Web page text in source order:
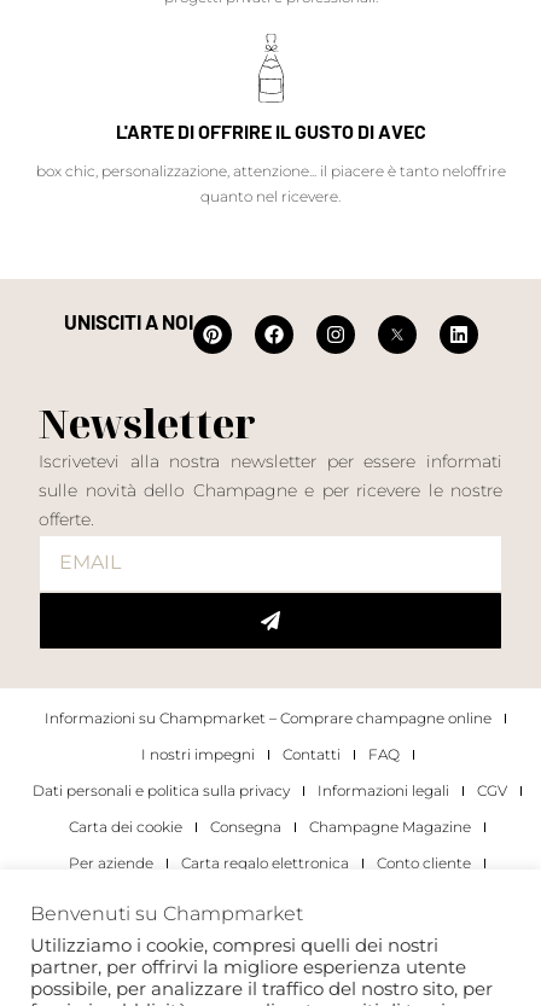
L'ARTE DI OFFRIRE IL GUSTO DI AVEC
box chic, personalizzazione, attenzione... il piacere è tanto neloffrire
quanto nel ricevere.
UNISCITI A NOI
Newsletter
Iscrivetevi alla nostra newsletter per essere informati
sulle novità dello Champagne e per ricevere le nostre
offerte.
Informazioni su Champmarket – Comprare champagne online
I nostri impegni
Contatti
FAQ
Dati personali e politica sulla privacy
Informazioni legali
CGV
Carta dei cookie
Consegna
Champagne Magazine
Per aziende
Carta regalo elettronica
Conto cliente
Per gli individui
Per le aziende
Copyright 2022 © tutti i diritti riservati. Champmarket.
Benvenuti su Champmarket
Utilizziamo i cookie, compresi quelli dei nostri
partner, per offrirvi la migliore esperienza utente
possibile, per analizzare il traffico del nostro sito, per